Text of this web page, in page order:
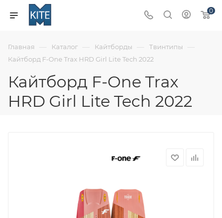
0
Главная — Каталог — Кайтборды — Твинтипы —
Кайтборд F-One Trax HRD Girl Lite Tech 2022
Кайтборд F-One Trax
HRD Girl Lite Tech 2022